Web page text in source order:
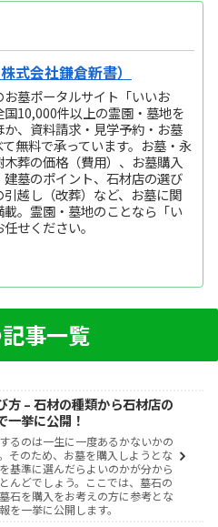
式会社鎌倉新書）
お墓ポータルサイト「いいお
国10,000件以上の霊園・墓地を
、資料請求・見学予約・お墓
無料で承っています。お墓・永
葬の価格（費用）、お墓購入
墓のポイント、石材店の選び
越し（改葬）など、お墓に関
載。霊園・墓地のことなら「い
せください。
事一覧
方 – 石材の種類から石材店の
一挙に公開！
るのは一生に一度あるかないかの
そのため、お墓を購入しようとな
基準に選んだらよいのかが分から
んどでしょう。ここでは、墓石の
石を購入をお考えの方に参考とな
を一挙に公開します。